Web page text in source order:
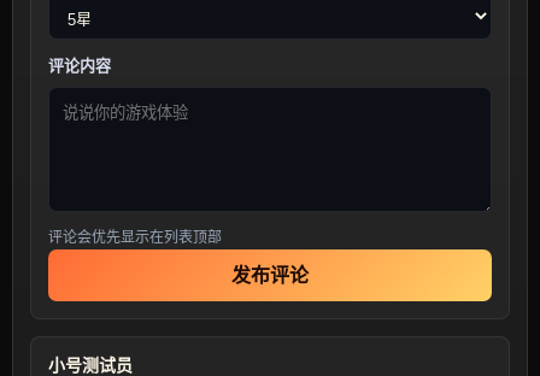
评论内容
评论会优先显示在列表顶部
发布评论
小号测试员